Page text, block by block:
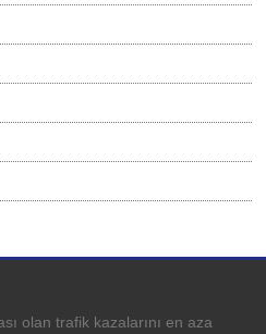
olan trafik kazalarını en aza